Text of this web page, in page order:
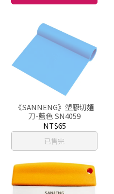
《SANNENG》塑膠切麵
刀-藍色 SN4059
NT$65
已售完